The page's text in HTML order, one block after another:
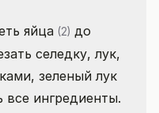
яйца (2) до
селедку, лук,
зеленый лук
все ингредиенты.